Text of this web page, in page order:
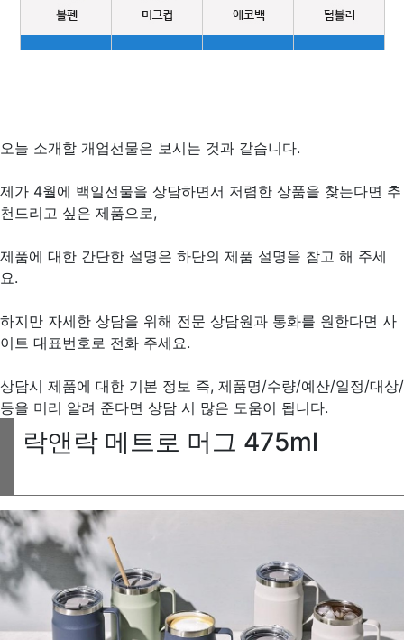
오늘 소개할 개업선물은 보시는 것과 같습니다.
제가 4월에 백일선물을 상담하면서 저렴한 상품을 찾는다면 추
천드리고 싶은 제품으로,
제품에 대한 간단한 설명은 하단의 제품 설명을 참고 해 주세
요.
하지만 자세한 상담을 위해 전문 상담원과 통화를 원한다면 사
이트 대표번호로 전화 주세요.
상담시 제품에 대한 기본 정보 즉, 제품명/수량/예산/일정/대상/
등을 미리 알려 준다면 상담 시 많은 도움이 됩니다.
락앤락 메트로 머그 475ml